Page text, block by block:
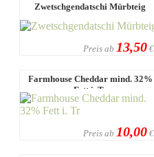
Zwetschgendatschi Mürbteig
Preis ab 13,50 €
Farmhouse Cheddar mind. 32%
Fett i. Tr
Preis ab 10,00 €